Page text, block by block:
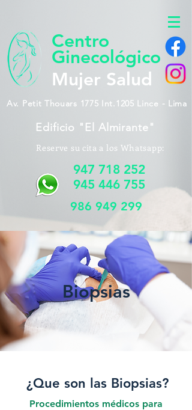
Centro
Ginecológico
Mujer Salud
Av. Petit Thouars 1775 Int.1205 Lince - Lima
Edificio "El Almirante"
Reserve su cita a los Whatsapp:
947 718 252
945 446 755
986 949 299
Biopsias
¿Que son las Biopsias?
Procedimientos médicos para